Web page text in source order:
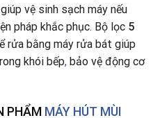
vệ sinh sạch máy nếu
pháp khắc phục. Bộ lọc 5
rửa bằng máy rửa bát giúp
khói bếp, bảo vệ động cơ
PHẨM MÁY HÚT MÙI